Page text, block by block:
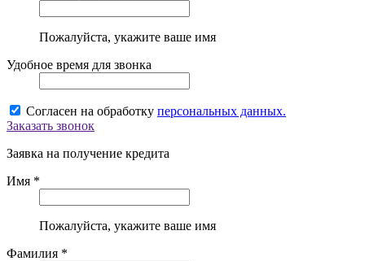
Пожалуйста, укажите ваше имя
Удобное время для звонка
Согласен на обработку персональных данных.
Заказать звонок
Заявка на получение кредита
Имя *
Пожалуйста, укажите ваше имя
Фамилия *